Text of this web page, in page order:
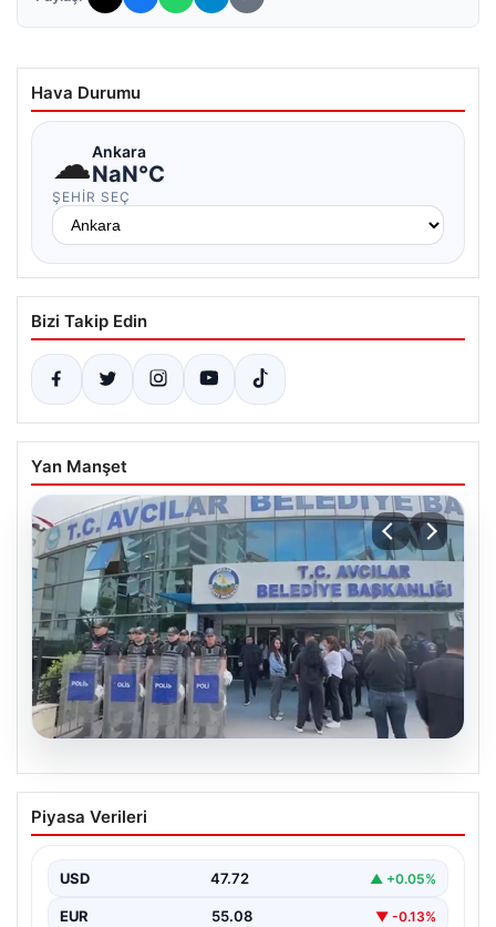
Hava Durumu
☁Ankara
NaN°C
ŞEHIR SEÇ
Bizi Takip Edin
Yan Manşet
05.08.2026
Avcılar Belediyesi’ne operasyon. 12
şüpheli gözaltına alındı
12 Şüpheli Gözaltına Alındı", "content": "İstanbul'un
önemli ilçelerinden Avcılar'da…
Piyasa Verileri
USD 47.72 ▲ +0.05%
EUR 55.08 ▼ -0.13%